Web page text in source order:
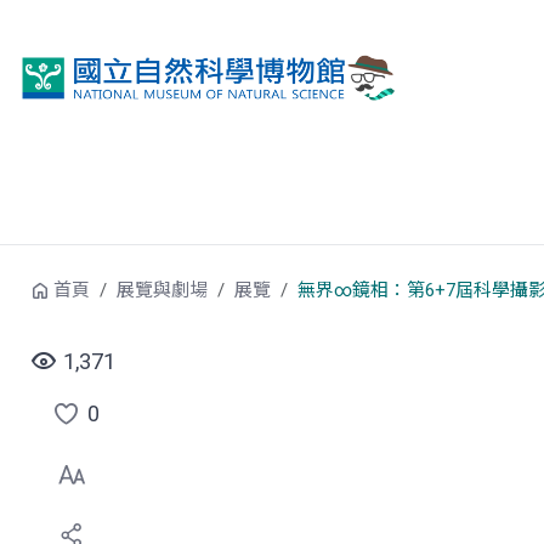
首頁 展覽與劇場 展覽 無界∞鏡相：第6+7屆科學攝
1,371
點
選
喜
0